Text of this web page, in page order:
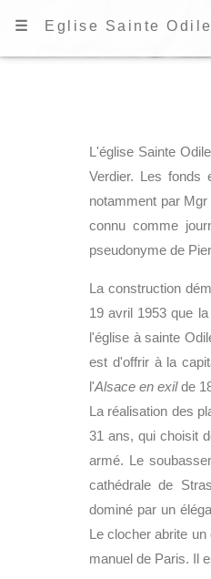
☰ Eglise Sainte
L'église Sainte
Verdier. Les fonds
notamment par
connu comme
pseudonyme de
La construction
19 avril 1953 que
l'église à sainte
est d'offrir à la
l'Alsace en exilde
La réalisation des
31 ans, qui choisit
armé. Le
cathédrale de
dominé par un
Le clocher abrite
manuel de Paris. Il